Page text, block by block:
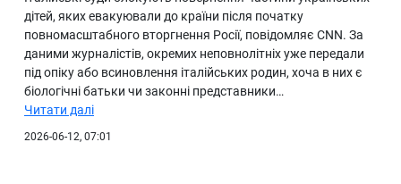
дітей, яких евакуювали до країни після початку
повномасштабного вторгнення Росії, повідомляє CNN. За
даними журналістів, окремих неповнолітніх уже передали
під опіку або всиновлення італійських родин, хоча в них є
біологічні батьки чи законні представники…
Читати далі
2026-06-12, 07:01